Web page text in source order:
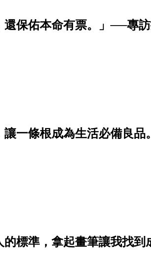
還保佑本命有票。」──專
讓一條根成為生活必備良
的標準，拿起畫筆讓我找